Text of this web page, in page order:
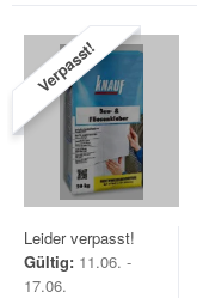
Verpasst!
Leider verpasst!
Gültig: 11.06. -
17.06.